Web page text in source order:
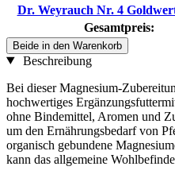
Dr. Weyrauch Nr. 4
Gesamtpreis:
Beide in den Warenkorb
Beschreibung
Bei dieser Magnesium-
hochwertiges
ohne Bindemittel, Aromen und
um den Ernährungsbedarf von
organisch gebundene
kann das allgemeine